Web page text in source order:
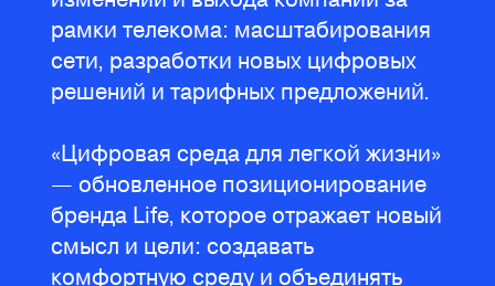
рамки телекома: масштабирования
сети, разработки новых цифровых
решений и тарифных предложений.
«Цифровая среда для легкой жизни»
— обновленное позиционирование
бренда Life, которое отражает новый
смысл и цели: создавать
комфортную среду и объединять